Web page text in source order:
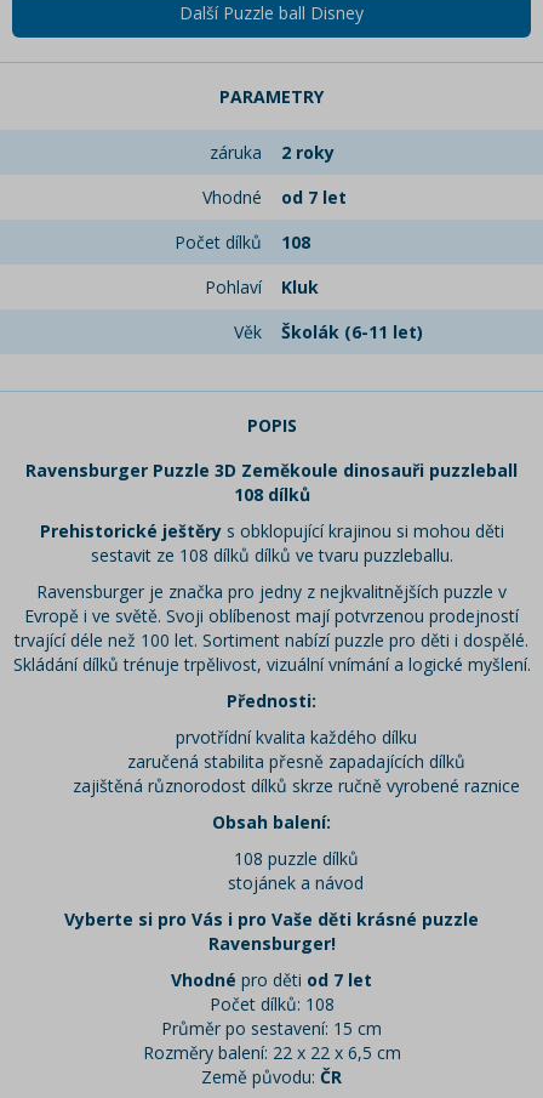
Další Puzzle ball Disney
PARAMETRY
záruka
2 roky
Vhodné
od 7 let
Počet dílků
108
Pohlaví
Kluk
Věk
Školák (6-11 let)
POPIS
Ravensburger Puzzle 3D Zeměkoule dinosauři puzzleball
108 dílků
Prehistorické ještěry s obklopující krajinou si mohou děti
sestavit ze 108 dílků dílků ve tvaru puzzleballu.
Ravensburger je značka pro jedny z nejkvalitnějších puzzle v
Evropě i ve světě. Svoji oblíbenost mají potvrzenou prodejností
trvající déle než 100 let. Sortiment nabízí puzzle pro děti i dospělé.
Skládání dílků trénuje trpělivost, vizuální vnímání a logické myšlení.
Přednosti:
prvotřídní kvalita každého dílku
zaručená stabilita přesně zapadajících dílků
zajištěná různorodost dílků skrze ručně vyrobené raznice
Obsah balení:
108 puzzle dílků
stojánek a návod
Vyberte si pro Vás i pro Vaše děti krásné puzzle
Ravensburger!
Vhodné pro děti od 7 let
Počet dílků: 108
Průměr po sestavení: 15 cm
Rozměry balení: 22 x 22 x 6,5 cm
Země původu: ČR